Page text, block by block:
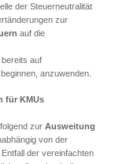
der Steuerneutralität
zur
auf die
auf
beginnen, anzuwenden.
für KMUs
zur Ausweitung
von der
der vereinfachten